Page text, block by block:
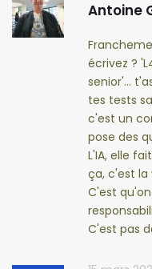
Antoine
écrivez ?
senior'...
tes tests
c'est un
pose des
L'IA, elle
ça, c'est la
C'est
C'est pas